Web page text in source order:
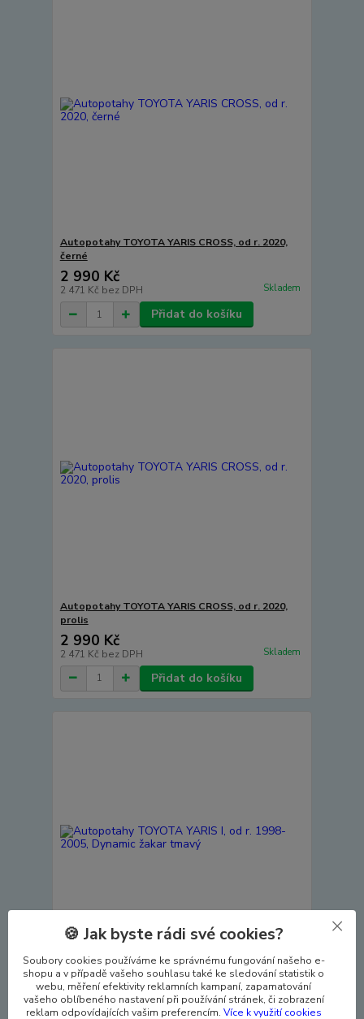
Autopotahy TOYOTA YARIS CROSS, od r. 2020,
černé
2 990 Kč
2 471 Kč bez DPH Skladem
Přidat do košíku
Autopotahy TOYOTA YARIS CROSS, od r. 2020,
prolis
2 990 Kč
2 471 Kč bez DPH Skladem
Přidat do košíku
Autopotahy TOYOTA YARIS I, od r. 1998-2005,
Dynamic žakar tmavý
3 190 Kč
Skladem
🍪 Jak byste rádi své cookies?
Soubory cookies používáme ke správnému fungování našeho e-
shopu a v případě vašeho souhlasu také ke sledování statistik o
webu, měření efektivity reklamních kampaní, zapamatování
vašeho oblíbeného nastavení při používání stránek, či zobrazení
reklam odpovídajících vašim preferencím. Více k využití cookies